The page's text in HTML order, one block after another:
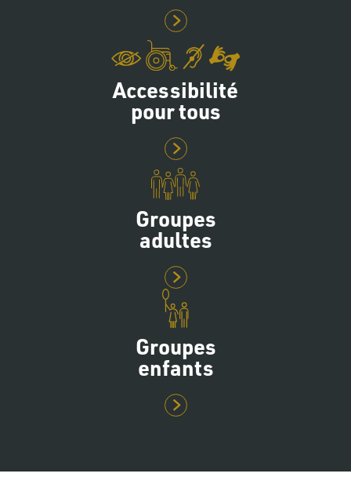
Accessibilité
pour tous
Groupes
adultes
Groupes
enfants